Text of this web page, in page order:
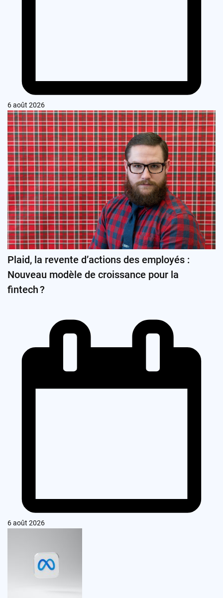
6 août 2026
Plaid, la revente d’actions des employés :
Nouveau modèle de croissance pour la
fintech ?
6 août 2026